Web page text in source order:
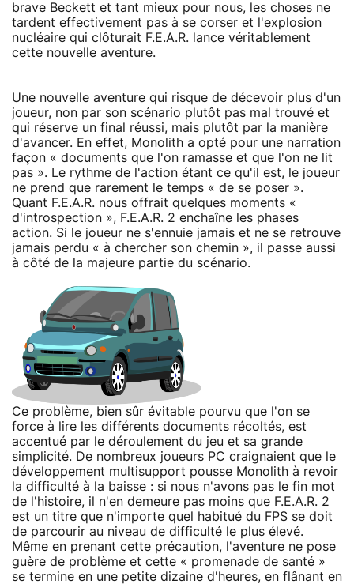
brave Beckett et tant mieux pour nous, les choses ne
tardent effectivement pas à se corser et l'explosion
nucléaire qui clôturait F.E.A.R. lance véritablement
cette nouvelle aventure.
Une nouvelle aventure qui risque de décevoir plus d'un
joueur, non par son scénario plutôt pas mal trouvé et
qui réserve un final réussi, mais plutôt par la manière
d'avancer. En effet, Monolith a opté pour une narration
façon « documents que l'on ramasse et que l'on ne lit
pas ». Le rythme de l'action étant ce qu'il est, le joueur
ne prend que rarement le temps « de se poser ».
Quant F.E.A.R. nous offrait quelques moments «
d'introspection », F.E.A.R. 2 enchaîne les phases
action. Si le joueur ne s'ennuie jamais et ne se retrouve
jamais perdu « à chercher son chemin », il passe aussi
à côté de la majeure partie du scénario.
Ce problème, bien sûr évitable pourvu que l'on se
force à lire les différents documents récoltés, est
accentué par le déroulement du jeu et sa grande
simplicité. De nombreux joueurs PC craignaient que le
développement multisupport pousse Monolith à revoir
la difficulté à la baisse : si nous n'avons pas le fin mot
de l'histoire, il n'en demeure pas moins que F.E.A.R. 2
est un titre que n'importe quel habitué du FPS se doit
de parcourir au niveau de difficulté le plus élevé.
Même en prenant cette précaution, l'aventure ne pose
guère de problème et cette « promenade de santé »
se termine en une petite dizaine d'heures, en flânant en